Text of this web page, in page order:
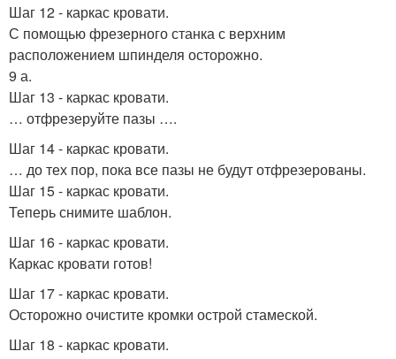
Шаг 12 - каркас кровати.
С помощью фрезерного станка с верхним
расположением шпинделя осторожно.
9 а.
Шаг 13 - каркас кровати.
… отфрезеруйте пазы ….
Шаг 14 - каркас кровати.
… до тех пор, пока все пазы не будут отфрезерованы.
Шаг 15 - каркас кровати.
Теперь снимите шаблон.
Шаг 16 - каркас кровати.
Каркас кровати готов!
Шаг 17 - каркас кровати.
Осторожно очистите кромки острой стамеской.
Шаг 18 - каркас кровати.